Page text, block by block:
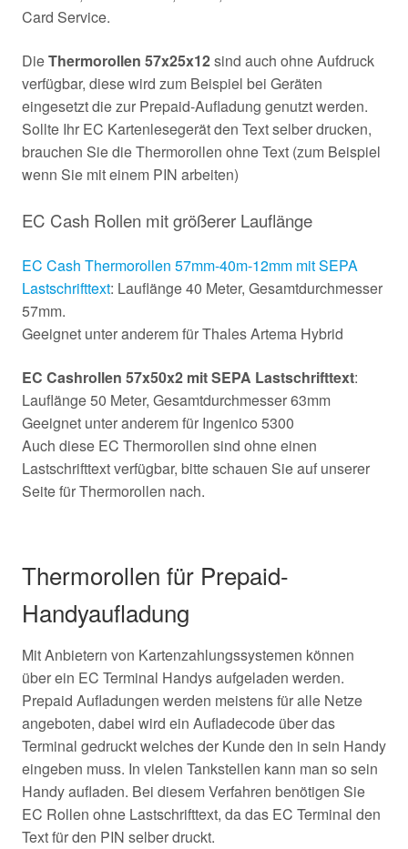
Card Service.
DieThermorollen 57x25x12sind auch ohne Aufdruck
verfügbar, diese wird zum Beispiel bei Geräten
eingesetzt die zur Prepaid-Aufladung genutzt werden.
Sollte Ihr EC Kartenlesegerät den Text selber drucken,
brauchen Sie die Thermorollen ohne Text (zum Beispiel
wenn Sie mit einem PIN arbeiten)
EC Cash Rollen mit größerer Lauflänge
EC Cash Thermorollen 57mm-40m-12mm mit SEPA
Lastschrifttext: Lauflänge 40 Meter, Gesamtdurchmesser
57mm.
Geeignet unter anderem für Thales Artema Hybrid
EC Cashrollen 57x50x2 mit SEPA Lastschrifttext:
Lauflänge 50 Meter, Gesamtdurchmesser 63mm
Geeignet unter anderem für Ingenico 5300
Auch diese EC Thermorollen sind ohne einen
Lastschrifttext verfügbar, bitte schauen Sie auf unserer
Seite für Thermorollen nach.
Thermorollen für Prepaid-
Handyaufladung
Mit Anbietern von Kartenzahlungssystemen können
über ein EC Terminal Handys aufgeladen werden.
Prepaid Aufladungen werden meistens für alle Netze
angeboten, dabei wird ein Aufladecode über das
Terminal gedruckt welches der Kunde den in sein Handy
eingeben muss. In vielen Tankstellen kann man so sein
Handy aufladen. Bei diesem Verfahren benötigen Sie
EC Rollen ohne Lastschrifttext, da das EC Terminal den
Text für den PIN selber druckt.